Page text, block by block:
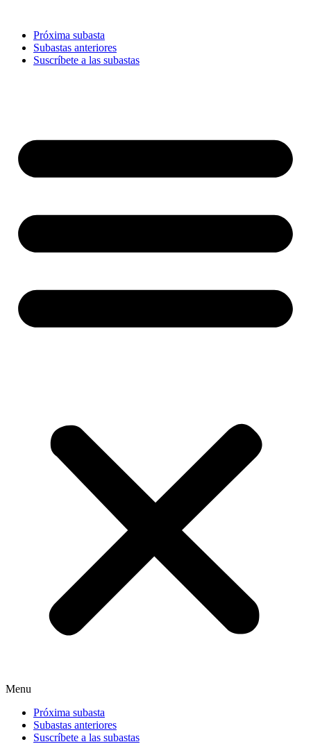
contenidoPróxima subasta
Subastas anteriores
Suscríbete a las subastas
Menu
Próxima subasta
Subastas anteriores
Suscríbete a las subastas